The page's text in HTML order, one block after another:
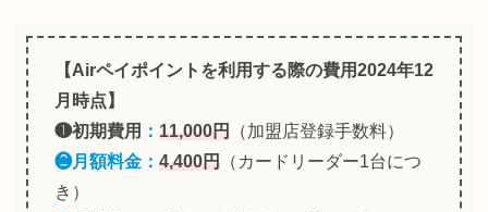
【Airペイポイントを利用する際の費用2024年12
月時点】
❶初期費用 ： 11,000円
（加盟店登録手数料）
❷月額料金： 4,400円
（カードリーダー1台につ
き）